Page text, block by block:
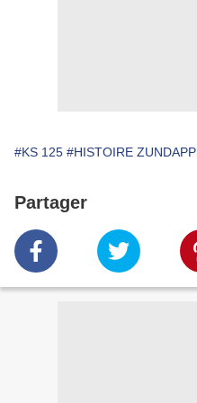
#KS 125 #HISTOIRE ZUNDAPP
Partager